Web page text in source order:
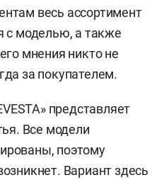
весь ассортимент
с моделью, а также
мнения никто не
за покупателем.
представляет
Все модели
поэтому
Вариант здесь